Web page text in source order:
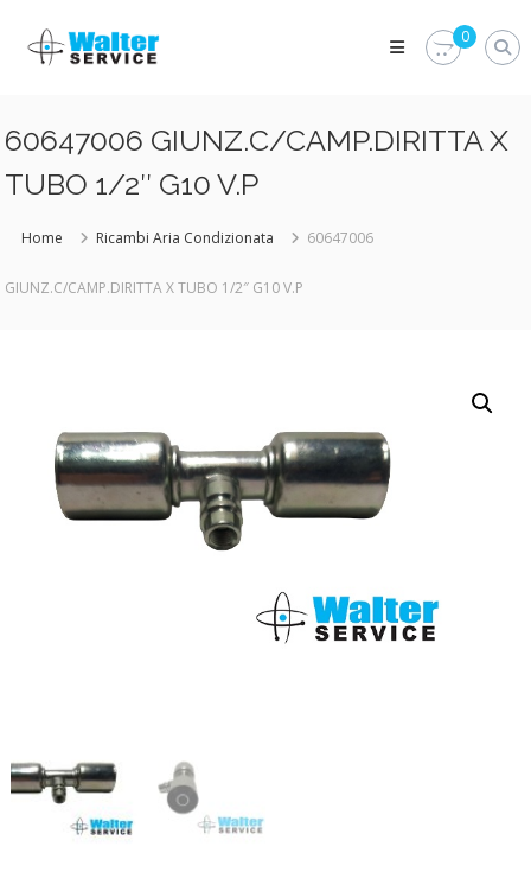
content
Walter
Service
parti
del
veicolo?
Walter
0
60647006 GIUNZ.C/CAMP.DIRITTA X
TUBO 1/2″ G10 V.P
Home Ricambi Aria Condizionata 60647006
GIUNZ.C/CAMP.DIRITTA X TUBO 1/2″ G10 V.P